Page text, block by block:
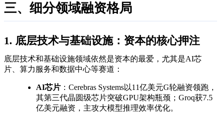
三、细分领域融资格局
1. 底层技术与基础设施：资本的核心押注
底层技术和基础设施领域依然是资本的最爱，尤其是AI芯
片、算力服务和数据中心等赛道：
AI芯片 ：Cerebras Systems以11亿美元G轮融资领跑，
其第三代晶圆级芯片突破GPU架构瓶颈；Groq获7.5
亿美元融资，主攻大模型推理效率优化。